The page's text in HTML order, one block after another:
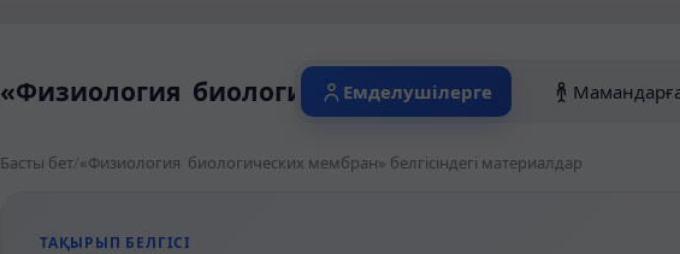
«Физиология биологических мембран»
Емделушілерге
Басты бет/«Физиология биологических мембран» белгісіндегі материалдар
ТАҚЫРЫП БЕЛГІСІ